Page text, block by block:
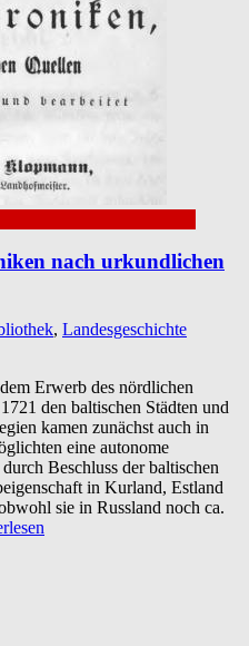
nach urkundlichen
, Landesgeschichte
Erwerb des nördlichen
den baltischen Städten und
kamen zunächst auch in
eine autonome
Beschluss der baltischen
in Kurland, Estland
sie in Russland noch ca.